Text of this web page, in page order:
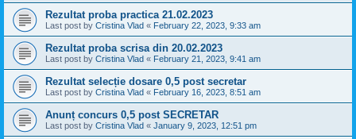
Rezultat proba practica 21.02.2023
Last post by Cristina Vlad « February 22, 2023, 9:33 am
Rezultat proba scrisa din 20.02.2023
Last post by Cristina Vlad « February 21, 2023, 9:41 am
Rezultat selecție dosare 0,5 post secretar
Last post by Cristina Vlad « February 16, 2023, 8:51 am
Anunț concurs 0,5 post SECRETAR
Last post by Cristina Vlad « January 9, 2023, 12:51 pm